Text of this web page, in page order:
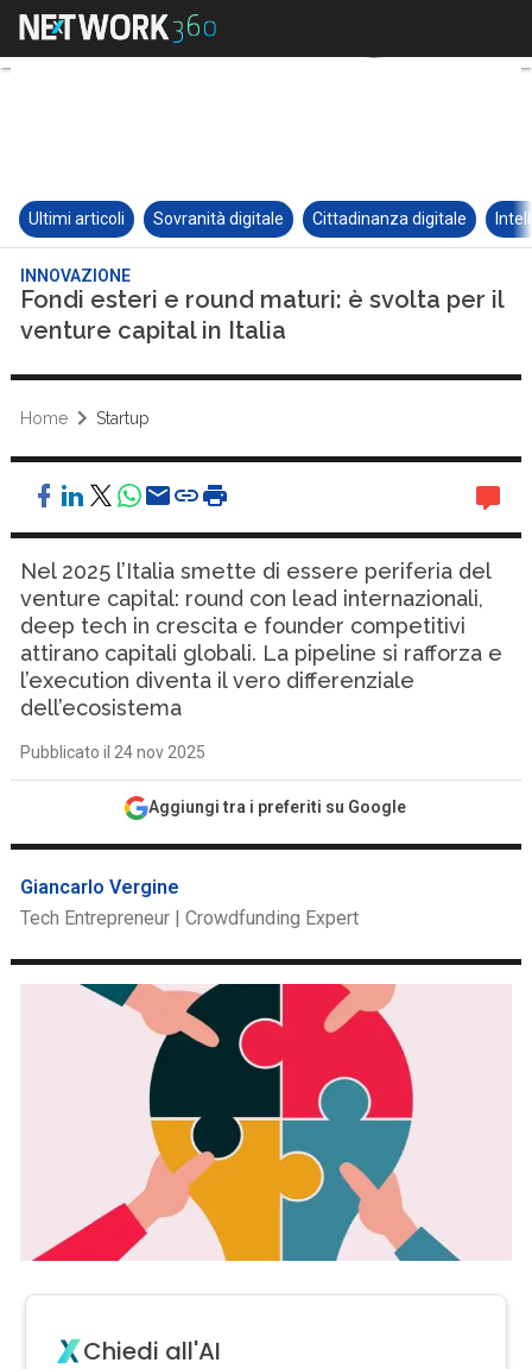
Ultimi articoli Sovranità digitale Cittadinanza digitale
INNOVAZIONE
Fondi esteri e round maturi: è svolta per il
venture capital in Italia
Home Startup
Nel 2025 l’Italia smette di essere periferia del
venture capital: round con lead internazionali,
deep tech in crescita e founder competitivi
attirano capitali globali. La pipeline si rafforza e
l’execution diventa il vero differenziale
dell’ecosistema
Pubblicato il 24 nov 2025
Aggiungi tra i preferiti su Google
Giancarlo Vergine
Tech Entrepreneur | Crowdfunding Expert
Chiedi all'AI